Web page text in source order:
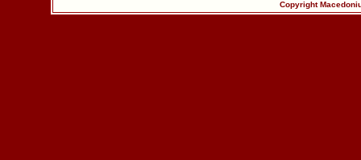
Copyright